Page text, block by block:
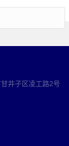
井子区凌工路2号